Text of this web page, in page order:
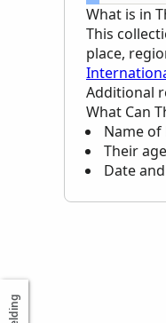
What is in
This
place,
Additional
What Can
Name
Their
Date